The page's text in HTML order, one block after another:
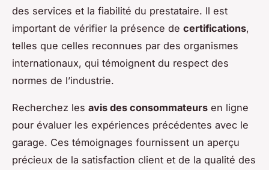
des services et la fiabilité du prestataire. Il est
important de vérifier la présence de certifications,
telles que celles reconnues par des organismes
internationaux, qui témoignent du respect des
normes de l’industrie.
Recherchez les avis des consommateurs en ligne
pour évaluer les expériences précédentes avec le
garage. Ces témoignages fournissent un aperçu
précieux de la satisfaction client et de la qualité des